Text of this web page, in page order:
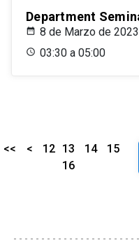
Department
8 de Marzo de 2023
03:30 a 05:00
<< < 12 13 14
15
16